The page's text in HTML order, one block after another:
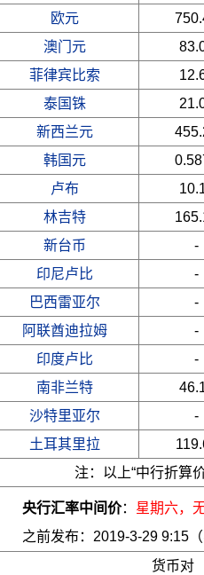
欧元
澳门元
菲律宾比索
泰国铢
新西兰元
韩国元
卢布
林吉特
新台币
-
印尼卢比
-
巴西雷亚尔
-
阿联酋迪拉姆
-
印度卢比
-
南非兰特
沙特里亚尔
-
土耳其里拉
注：以上“中行折算
央行汇率中间价： 星期六，
之前发布：2019-3-29 9:15（
货币对